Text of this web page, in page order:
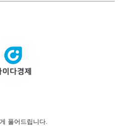
풀어드립니다.